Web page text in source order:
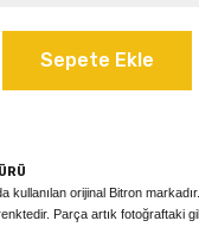
Sepete Ekle
kullanılan orijinal Bitron
Parça artık fotoğraftaki